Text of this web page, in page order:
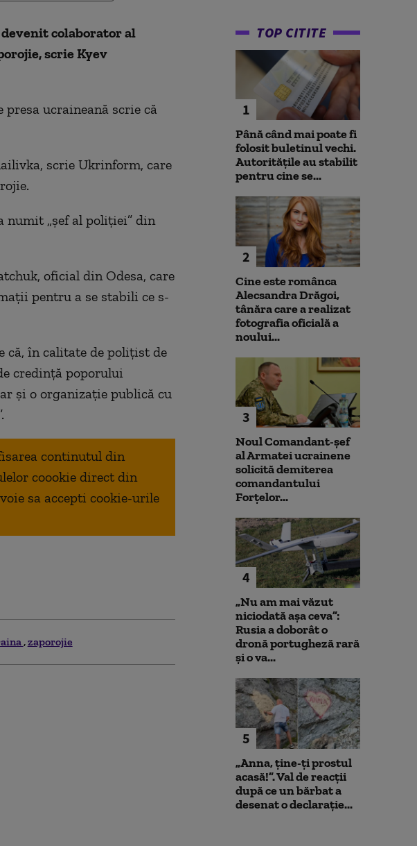
colaborator al
scrie Kyev
presa ucraineană scrie că
scrie Ukrinform, care
numit „șef al poliției” din
oficial din Odesa, care
pentru a se stabili ce s-
că, în calitate de polițist de
credință poporului
și o organizație publică cu
continutul din
coookie direct din
sa accepti cookie-urile
zaporojie
TOP CITITE
1
Până când mai poate fi
folosit buletinul vechi.
Autoritățile au stabilit
pentru cine se...
2
Cine este românca
Alecsandra Drăgoi,
tânăra care a realizat
fotografia oficială a
noului...
3
Noul Comandant-șef
al Armatei ucrainene
solicită demiterea
comandantului
Forțelor...
4
„Nu am mai văzut
niciodată așa ceva”:
Rusia a doborât o
dronă portugheză rară
și o va...
5
„Anna, ţine-ţi prostul
acasă!”. Val de reacții
după ce un bărbat a
desenat o declarație...